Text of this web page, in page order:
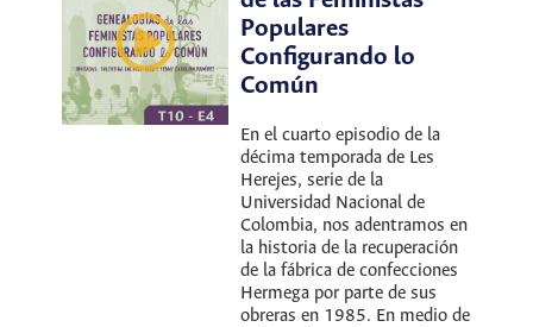
Populares
Configurando lo
Común
En el cuarto episodio de la
décima temporada de Les
Herejes, serie de la
Universidad Nacional de
Colombia, nos adentramos en
la historia de la recuperación
de la fábrica de confecciones
Hermega por parte de sus
obreras en 1985. En medio de